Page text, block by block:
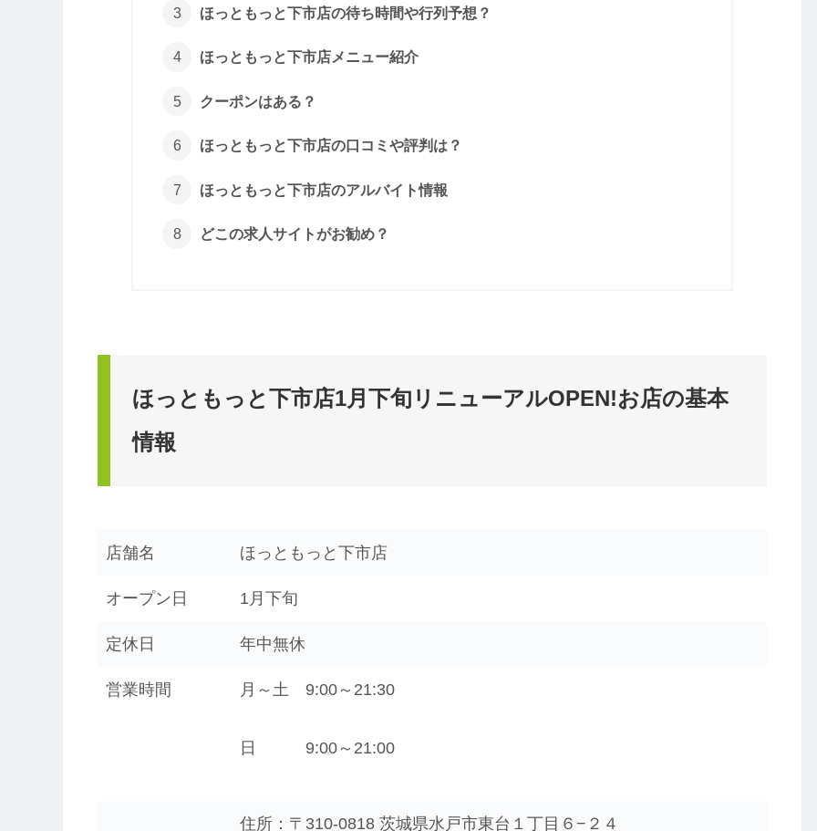
ほっともっと下市店の待ち時間や行列予想？
ほっともっと下市店メニュー紹介
クーポンはある？
ほっともっと下市店の口コミや評判は？
ほっともっと下市店のアルバイト情報
どこの求人サイトがお勧め？
ほっともっと下市店1月下旬リニューアルOPEN!お店の基本
情報
店舗名 ほっともっと下市店
オープン日 1月下旬
定休日 年中無休
営業時間 月～土 9:00～21:30
日 9:00～21:00
住所：〒310-0818 茨城県水戸市東台１丁目６−２４